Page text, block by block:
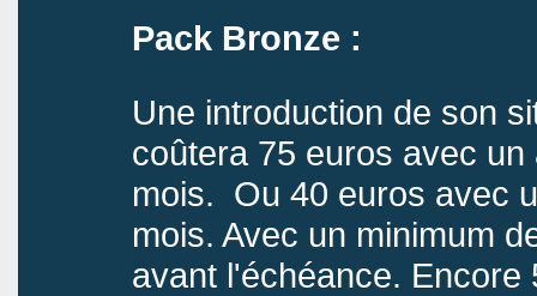
Pack Bronze :
Une introduction de son
coûtera 75 euros avec
mois. Ou 40 euros avec
mois. Avec un minimum
avant l'échéance. Encore